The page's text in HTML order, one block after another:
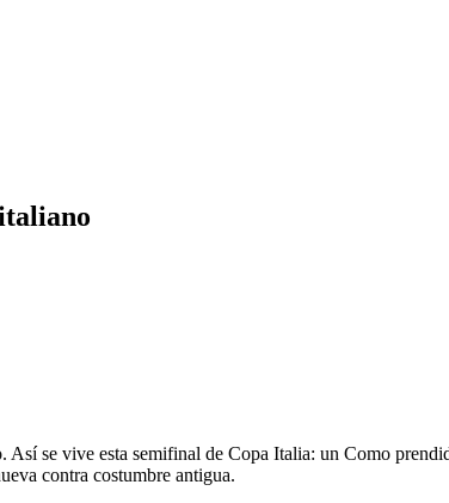
se vive esta semifinal de Copa Italia: un Como
contra costumbre antigua.